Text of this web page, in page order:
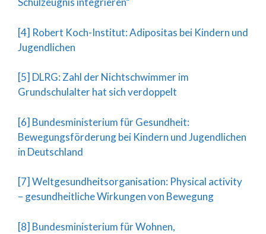
[4] Robert Koch-Institut: Adipositas bei Kindern und
Jugendlichen
[5] DLRG: Zahl der Nichtschwimmer im
Grundschulalter hat sich verdoppelt
[6] Bundesministerium für Gesundheit:
Bewegungsförderung bei Kindern und Jugendlichen
in Deutschland
[7] Weltgesundheitsorganisation: Physical activity
– gesundheitliche Wirkungen von Bewegung
[8] Bundesministerium für Wohnen,